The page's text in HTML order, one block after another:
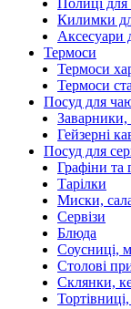
Полиці для
Килимки
Аксесуари
Термоси
Термоси
Термоси
Посуд для
Гейзерні
Посуд для
Графіни та
Тарілки
Миски,
Сервізи
Блюда
Соусниці,
Столові
Склянки,